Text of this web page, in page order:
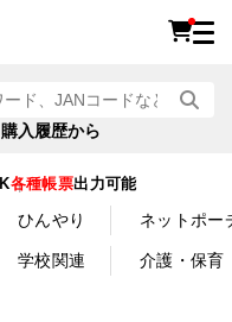
購入履歴から
各種帳票出力可能
ひんやり ネットポー
学校関連 介護・保育